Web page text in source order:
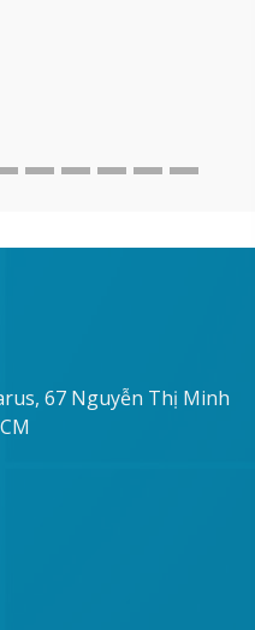
67 Nguyễn Thị Minh